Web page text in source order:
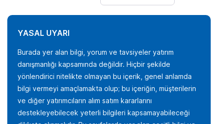
YASAL UYARI
Burada yer alan bilgi, yorum ve tavsiyeler yatırım
danışmanlığı kapsamında değildir. Hiçbir şekilde
yönlendirici nitelikte olmayan bu içerik, genel anlamda
bilgi vermeyi amaçlamakta olup; bu içeriğin, müşterilerin
ve diğer yatırımcıların alım satım kararlarını
destekleyebilecek yeterli bilgileri kapsamayabileceği